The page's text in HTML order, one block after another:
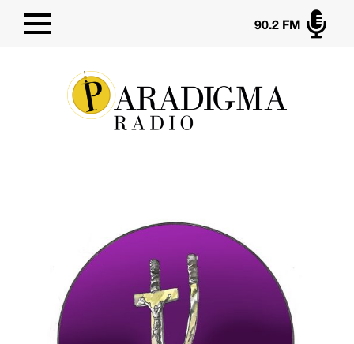

90.2 FM